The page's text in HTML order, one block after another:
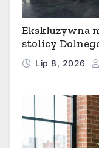
Ekskluzywna
stolicy
Lip 8, 2026